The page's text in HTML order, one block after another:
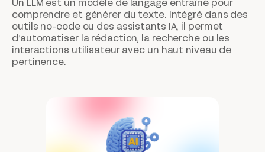
Un LLM est un modèle de langage entraîné pour
comprendre et générer du texte. Intégré dans des
outils no-code ou des assistants IA, il permet
d’automatiser la rédaction, la recherche ou les
interactions utilisateur avec un haut niveau de
pertinence.